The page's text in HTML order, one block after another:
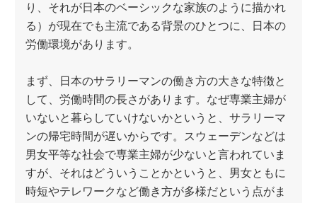
り、それが日本のベーシックな家族のように描かれ
る）が現在でも主流である背景のひとつに、日本の
労働環境があります。
まず、日本のサラリーマンの働き方の大きな特徴と
して、労働時間の長さがあります。なぜ専業主婦が
いないと暮らしていけないかというと、サラリーマ
ンの帰宅時間が遅いからです。スウェーデンなどは
男女平等な社会で専業主婦が少ないと言われていま
すが、それはどういうことかというと、男女ともに
時短やテレワークなど働き方が多様だという点がま